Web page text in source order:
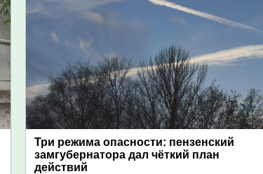
Три режима опасности: пензенский
замгубернатора дал чёткий план
действий